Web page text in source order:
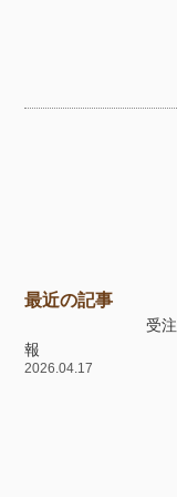
最近の記事
受
報
2026.04.17